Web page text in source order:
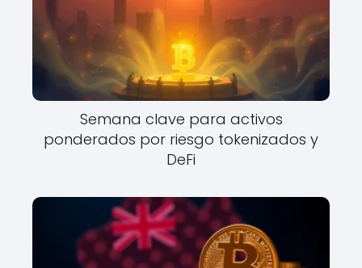
Semana clave para activos
ponderados por riesgo tokenizados y
DeFi